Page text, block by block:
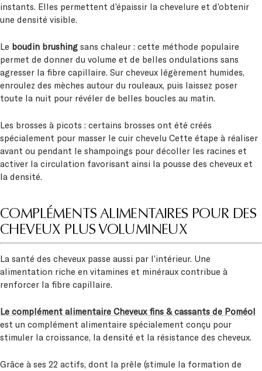
instants. Elles permettent d’épaissir la chevelure et d’obtenir
une densité visible.
Le boudin brushing sans chaleur : cette méthode populaire
permet de donner du volume et de belles ondulations sans
agresser la fibre capillaire. Sur cheveux légèrement humides,
enroulez des mèches autour du rouleaux, puis laissez poser
toute la nuit pour révéler de belles boucles au matin.
Les brosses à picots : certains brosses ont été créés
spécialement pour masser le cuir chevelu Cette étape à réaliser
avant ou pendant le shampoings pour décoller les racines et
activer la circulation favorisant ainsi la pousse des cheveux et
la densité.
COMPLÉMENTS ALIMENTAIRES POUR DES
CHEVEUX PLUS VOLUMINEUX
La santé des cheveux passe aussi par l’intérieur. Une
alimentation riche en vitamines et minéraux contribue à
renforcer la fibre capillaire.
Le complément alimentaire Cheveux fins & cassants de Poméol
est un complément alimentaire spécialement conçu pour
stimuler la croissance, la densité et la résistance des cheveux.
Grâce à ses 22 actifs, dont la prêle (stimule la formation de